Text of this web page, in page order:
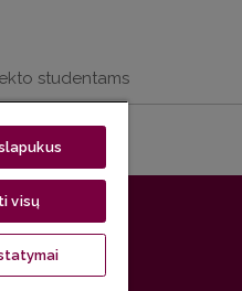
studentams
Vilnius, Lietuva
visų